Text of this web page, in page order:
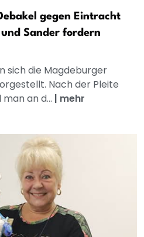
gegen Eintracht
Sander fordern
sich die Magdeburger
Nach der Pleite
an d... | mehr